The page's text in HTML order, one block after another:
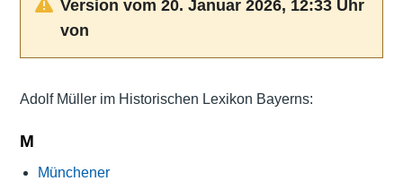
Version vom 20. Januar 2026, 12:33 Uhr
von
Adolf Müller im Historischen Lexikon Bayerns:
M
Münchener